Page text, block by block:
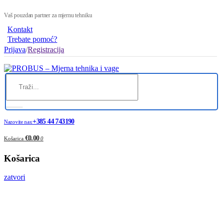
Vaš pouzdan partner za mjernu tehniku
Kontakt
Trebate pomoć?
Prijava/Registracija
Nazovite nas:+385 44 743190
Košarica €0.00 0
Košarica
zatvori